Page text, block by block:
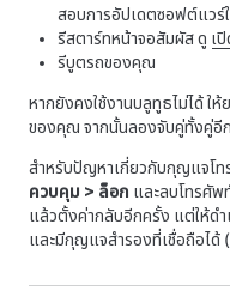
สอบการอัปเดตซอฟต์แวร์
รีสตาร์ทหน้าจอสัมผัส ดู เ
รีบูตรถของคุณ
หากยังคงใช้งานบลูทูธไม่ได้ ใ
ของคุณ จากนั้นลองจับคู่ทั้งคู่อี
สำหรับปัญหาเกี่ยวกับกุญแจโท
ควบคุม > ล็อก และลบโทรศั
แล้วตั้งค่ากลับอีกครั้ง แต่ให้ดำ
และมีกุญแจสำรองที่เชื่อถือได้